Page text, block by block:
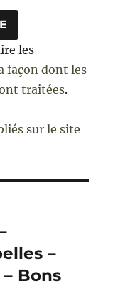
les
façon dont les
traitées.
sur le site
–
Bons